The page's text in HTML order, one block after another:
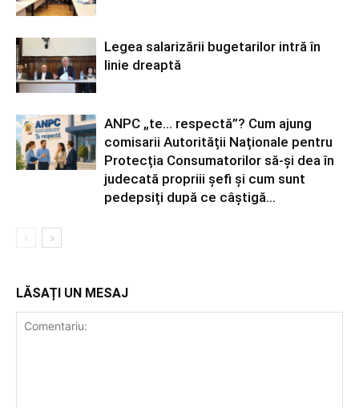
Legea salarizării bugetarilor intră în
linie dreaptă
ANPC „te… respectă”? Cum ajung
comisarii Autorității Naționale pentru
Protecția Consumatorilor să-și dea în
judecată propriii șefi și cum sunt
pedepsiți după ce câștigă...
LĂSAȚI UN MESAJ